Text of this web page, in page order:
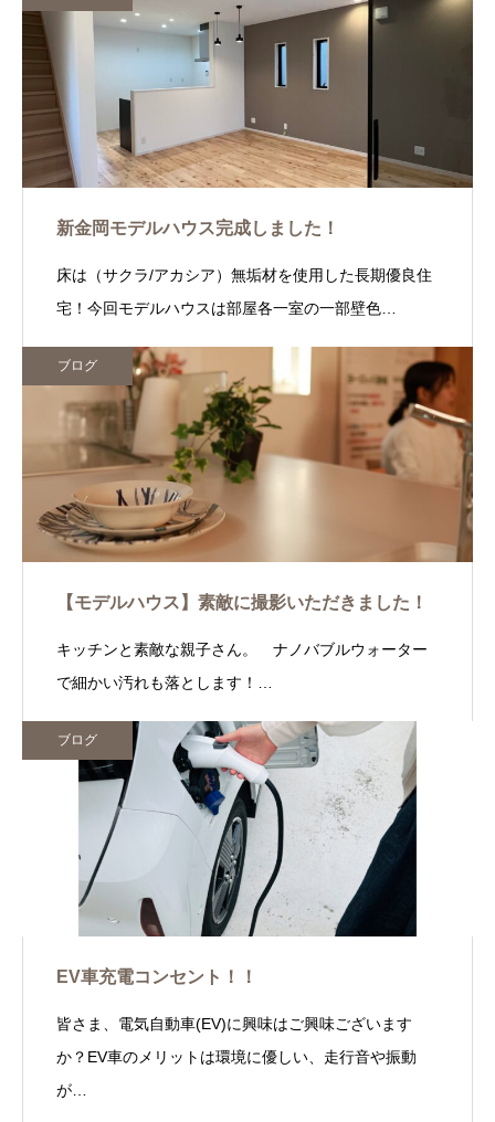
新金岡モデルハウス完成しました！
床は（サクラ/アカシア）無垢材を使用した長期優良住
宅！今回モデルハウスは部屋各一室の一部壁色…
ブログ
【モデルハウス】素敵に撮影いただきました！
キッチンと素敵な親子さん。 ナノバブルウォーター
で細かい汚れも落とします！…
ブログ
EV車充電コンセント！！
皆さま、電気自動車(EV)に興味はご興味ございます
か？EV車のメリットは環境に優しい、走行音や振動
が…